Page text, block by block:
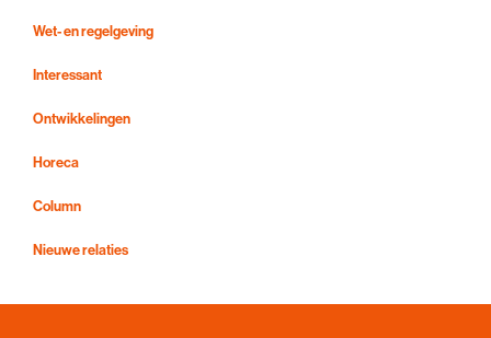
Wet- en regelgeving
Interessant
Ontwikkelingen
Horeca
Column
Nieuwe relaties